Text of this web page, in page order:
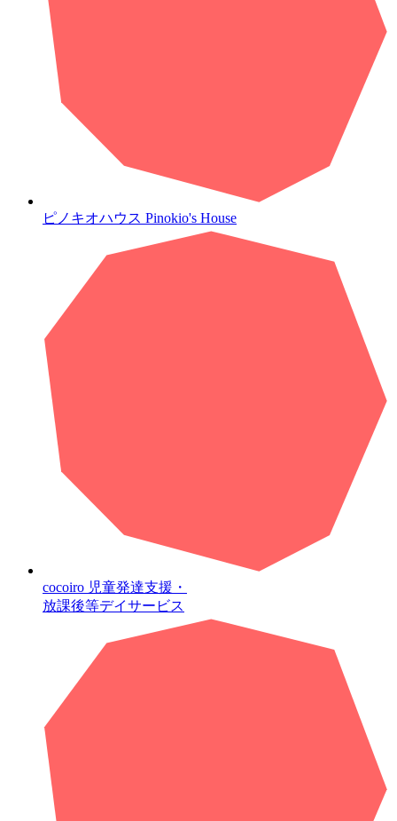
ピノキオハウス Pinokio's House
cocoiro 児童発達支援・
放課後等デイサービス